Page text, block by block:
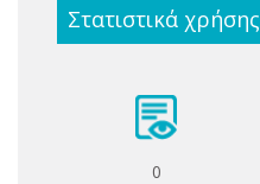
Στατιστικά χρήσης
0